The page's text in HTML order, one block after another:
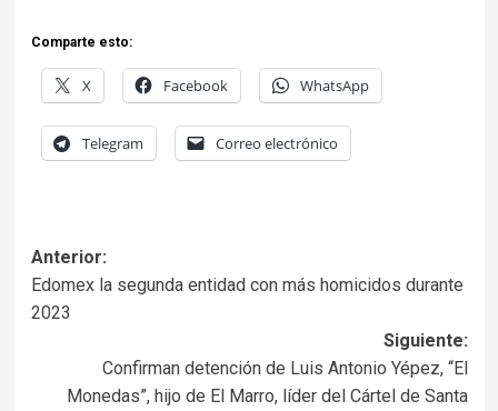
Comparte esto:
X Facebook WhatsApp
Telegram Correo electrónico
Anterior:
Edomex la segunda entidad con más homicidos durante
2023
Siguiente:
Confirman detención de Luis Antonio Yépez, “El
Monedas”, hijo de El Marro, líder del Cártel de Santa